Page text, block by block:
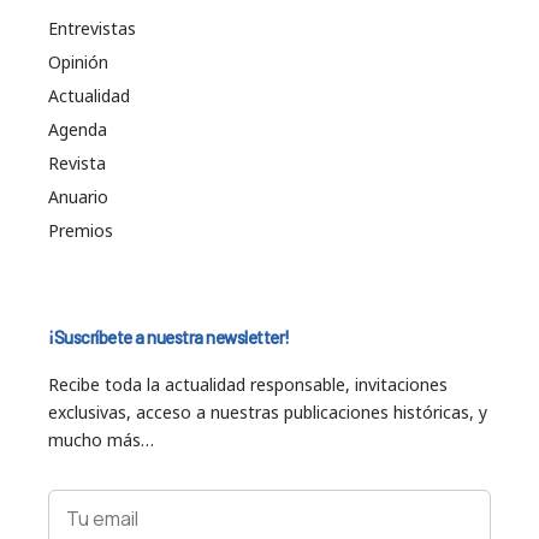
Entrevistas
Opinión
Actualidad
Agenda
Revista
Anuario
Premios
¡Suscríbete a nuestra newsletter!
Recibe toda la actualidad responsable, invitaciones
exclusivas, acceso a nuestras publicaciones históricas, y
mucho más…